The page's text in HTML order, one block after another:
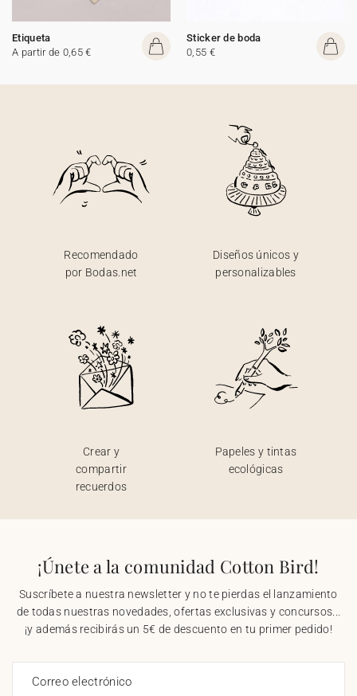
Etiqueta
A partir de 0,65 €
Sticker de boda
0,55 €
Recomendado
por Bodas.net
Diseños únicos y
personalizables
Crear y
compartir
recuerdos
Papeles y tintas
ecológicas
¡Únete a la comunidad Cotton Bird!
Suscríbete a nuestra newsletter y no te pierdas el lanzamiento
de todas nuestras novedades, ofertas exclusivas y concursos...
¡y además recibirás un 5€ de descuento en tu primer pedido!
Correo electrónico